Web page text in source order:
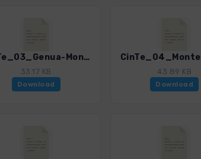
CinTe_03_Genua-Monte Moro-Nervi.gpx
33.17 KB
Download
43.89 KB
Download